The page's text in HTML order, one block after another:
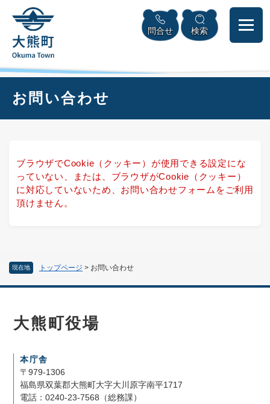
頭
メニューを飛ばして本文へ
問合せ 検索
現在地 トップページ > お問い合わせ
お問い合わせ
ブラウザでCookie（クッキー）が使用できる設定にな
っていない、または、ブラウザがCookie（クッキー）
に対応していないため、お問い合わせフォームをご利用
頂けません。
大熊町役場
本庁舎
〒979-1306
福島県双葉郡大熊町大字大川原字南平1717
電話：0240-23-7568（総務課）